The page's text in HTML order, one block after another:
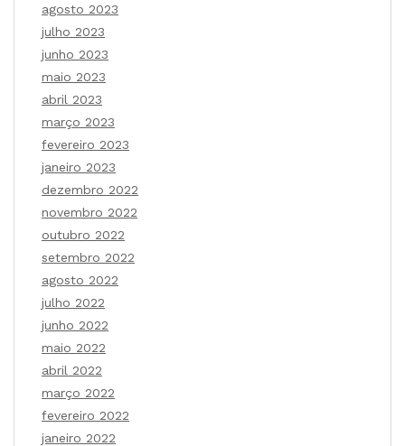
agosto 2023
julho 2023
junho 2023
maio 2023
abril 2023
março 2023
fevereiro 2023
janeiro 2023
dezembro 2022
novembro 2022
outubro 2022
setembro 2022
agosto 2022
julho 2022
junho 2022
maio 2022
abril 2022
março 2022
fevereiro 2022
janeiro 2022